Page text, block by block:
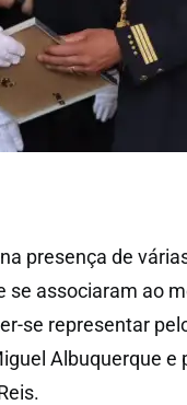
presença de
se associaram ao
se representar
Albuquerque e